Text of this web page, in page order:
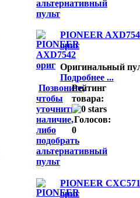
альтернативный
пульт
PIONEER
ориг
Оригинальный
Подробнее ...
Позвоните,
чтобы
уточнить
наличие,
либо
подобрать
альтернативный
пульт
Рейтинг
товара:
Голосов:
0
PIONEER
ориг